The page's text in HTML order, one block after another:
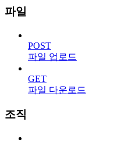
파일
POST
파일 업로드
GET
파일 다운로드
조직